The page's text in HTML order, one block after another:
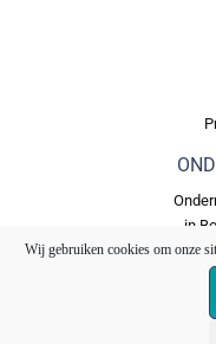
Wij gebruiken cookies om onze
in